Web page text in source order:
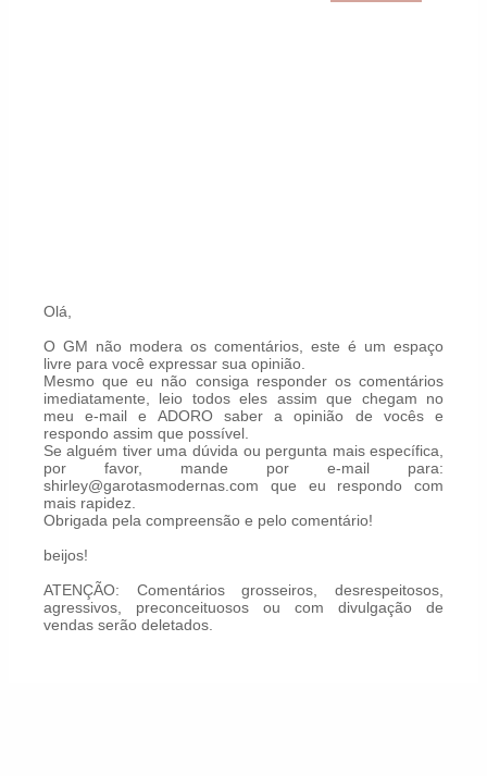
Olá,
O GM não modera os comentários, este é um espaço
livre para você expressar sua opinião.
Mesmo que eu não consiga responder os comentários
imediatamente, leio todos eles assim que chegam no
meu e-mail e ADORO saber a opinião de vocês e
respondo assim que possível.
Se alguém tiver uma dúvida ou pergunta mais específica,
por favor, mande por e-mail para:
shirley@garotasmodernas.com que eu respondo com
mais rapidez.
Obrigada pela compreensão e pelo comentário!
beijos!
ATENÇÃO: Comentários grosseiros, desrespeitosos,
agressivos, preconceituosos ou com divulgação de
vendas serão deletados.